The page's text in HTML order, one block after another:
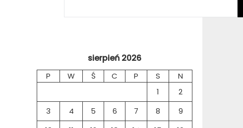
sierpień 2026
P W Ś C P S
N
1
2
3
4 5 6 7 8
9